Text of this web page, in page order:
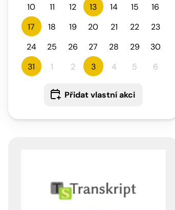
10
11 12 13 14 15
16
17
18 19 20 21 22
23
24
25 26 27 28 29
30
31
1 2 3 4 5 6
Přidat vlastní akci